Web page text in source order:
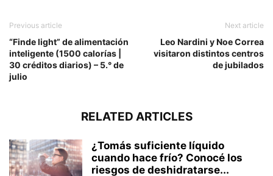
Previous article
“Finde light” de alimentación
inteligente (1500 calorías |
30 créditos diarios) – 5.° de
julio
Next article
Leo Nardini y Noe Correa
visitaron distintos centros
de jubilados
RELATED ARTICLES
¿Tomás suficiente líquido
cuando hace frío? Conocé los
riesgos de deshidratarse...